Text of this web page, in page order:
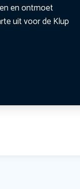
en ontmoet
uit voor de Klup